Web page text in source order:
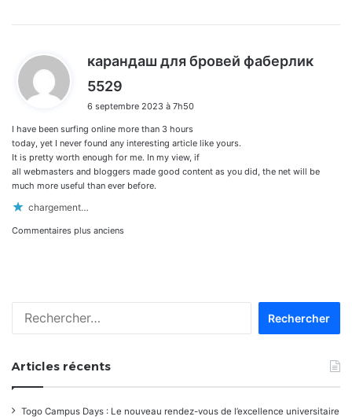
карандаш для бровей фаберлик
5529
t
:
6 septembre 2023 à 7h50
I have been surfing online more than 3 hours
today, yet I never found any interesting article like yours.
It is pretty worth enough for me. In my view, if
all webmasters and bloggers made good content as you did, the net will be
much more useful than ever before.
chargement…
Navigation
commentaires
Commentaires plus anciens
Articles récents
Togo Campus Days : Le nouveau rendez-vous de l’excellence universitaire